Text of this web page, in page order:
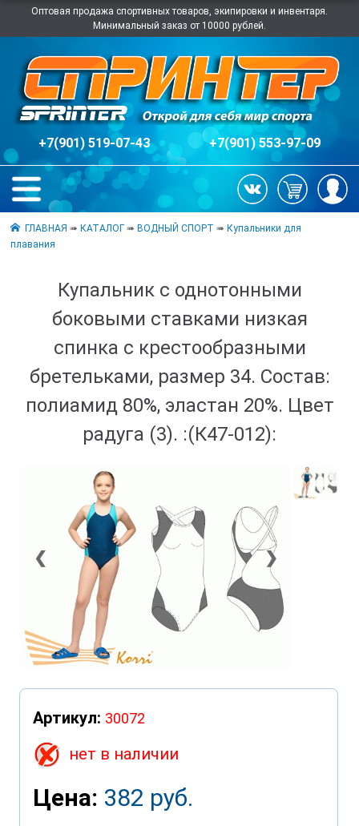
Оптовая продажа спортивных товаров, экипировки и инвентаря.
Минимальный заказ от 10000 рублей.
+7(901) 519-07-43 +7(901) 553-97-09
ГЛАВНАЯ ➠КАТАЛОГ ➠ВОДНЫЙ СПОРТ ➠Купальники для
плавания
Купальник с однотонными
боковыми ставками низкая
спинка с крестообразными
бретельками, размер 34. Состав:
полиамид 80%, эластан 20%. Цвет
радуга (3). :(К47-012):
❮ ❯
Артикул: 30072
нет в наличии
Цена: 382 руб.